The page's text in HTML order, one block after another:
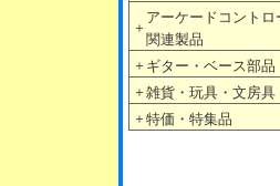
＋
アーケードコントロ
関連製品
＋ ギター・ベース部品
＋ 雑貨・玩具・文房具
＋ 特価・特集品